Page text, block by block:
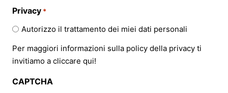
Privacy *
Autorizzo il trattamento dei miei dati personali
Per maggiori informazioni sulla policy della privacy ti
invitiamo a cliccare qui!
CAPTCHA